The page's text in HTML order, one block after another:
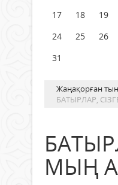
17
18 19
24
25 26
31
Жаңақорған
БАТЫРЛАР,
МЫҢ